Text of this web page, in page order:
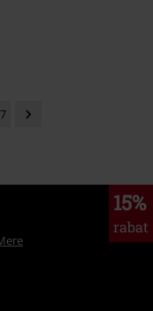
15%
rabat